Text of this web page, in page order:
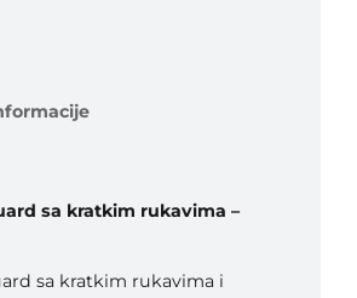
sa kratkim rukavima –
sa kratkim rukavima i